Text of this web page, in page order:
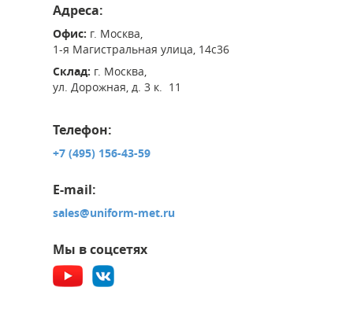
Адреса:
Офис: г. Москва,
1-я Магистральная улица, 14с36
Склад: г. Москва,
ул. Дорожная, д. 3 к. 11
Телефон:
+7 (495) 156-43-59
E-mail:
sales@uniform-met.ru
Мы в соцсетях